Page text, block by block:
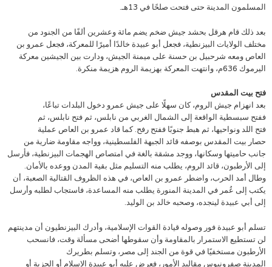
المسلمون المدينة حتى فتحت صلحًا في 13هـ.
بعد ذلك قام هرقل بحشد جيش ضخم يضم مائة وعشرين ألفًا من الجنود من
مختلف الولايات البيزنطية، فجعل أبو عبيدة خالدًا أميرًا للمعركة، فجعل عمرو بن
العاص ومعه شرحبيل بن حسنة على ميمنة الجيش، ودارت بين الجيشين معركة
اليرموك 636م، وانتهت المعركة بهزيمة الروم هزيمة منكرة.
فتح بيت المقدس
بعد انهزام جيش الروم، كان سهلًا على جيش عمرو دخول البلدات تباعًا،
ففتح سبسطية الواقعة إلى الشمال الغربي من نابلس، ثم فتح نابلس، ثم
فتح اللد ونواحيها، ثم هبط جنوبًا ففتح رفح. كما قاد عمرو بن العاص عملية
حصار بيت المقدس بوصفه قائد الجبهة الفلسطينية، وواجه مقاومة ضارية من
جانب حاميتها وسكانها، ووجد مشقة بالغة في امتصاص الهجمات البيزنطية، فأرسل
إلى الأرطبون، قائد الروم، يطلب منه التسليم مثل بقية المدن ووعده بالأمان.
وطال أمد الحرب، واضطر عمرو بن العاص، في هذه الظروف القتالية الصعبة، أن
يكتب إلى عُمر في المدينة المنورة يطلب منه المساعدة، فاستجاب لطلبه وأرسل
إلى أبي عبيدة لينجده، وصحبه خالد بن الوليد.
تسلم أبو عبيدة فور وصوله قيادة القوات الإسلامية، وأدرك البيزنطيون أن مدينتهم
لن تستطيع الاستمرار بالمقاومة وأن سقوطها أضحى مسألة وقت، فانسحب
الأرطبون مستخفيًا في قوة من الجند إلى مصر، وتسلم بطريرك
المدينة صفرونيوس مقاليد الأمور، فعرض عليه أبو عبيدة الإسلام أو الجزية أو